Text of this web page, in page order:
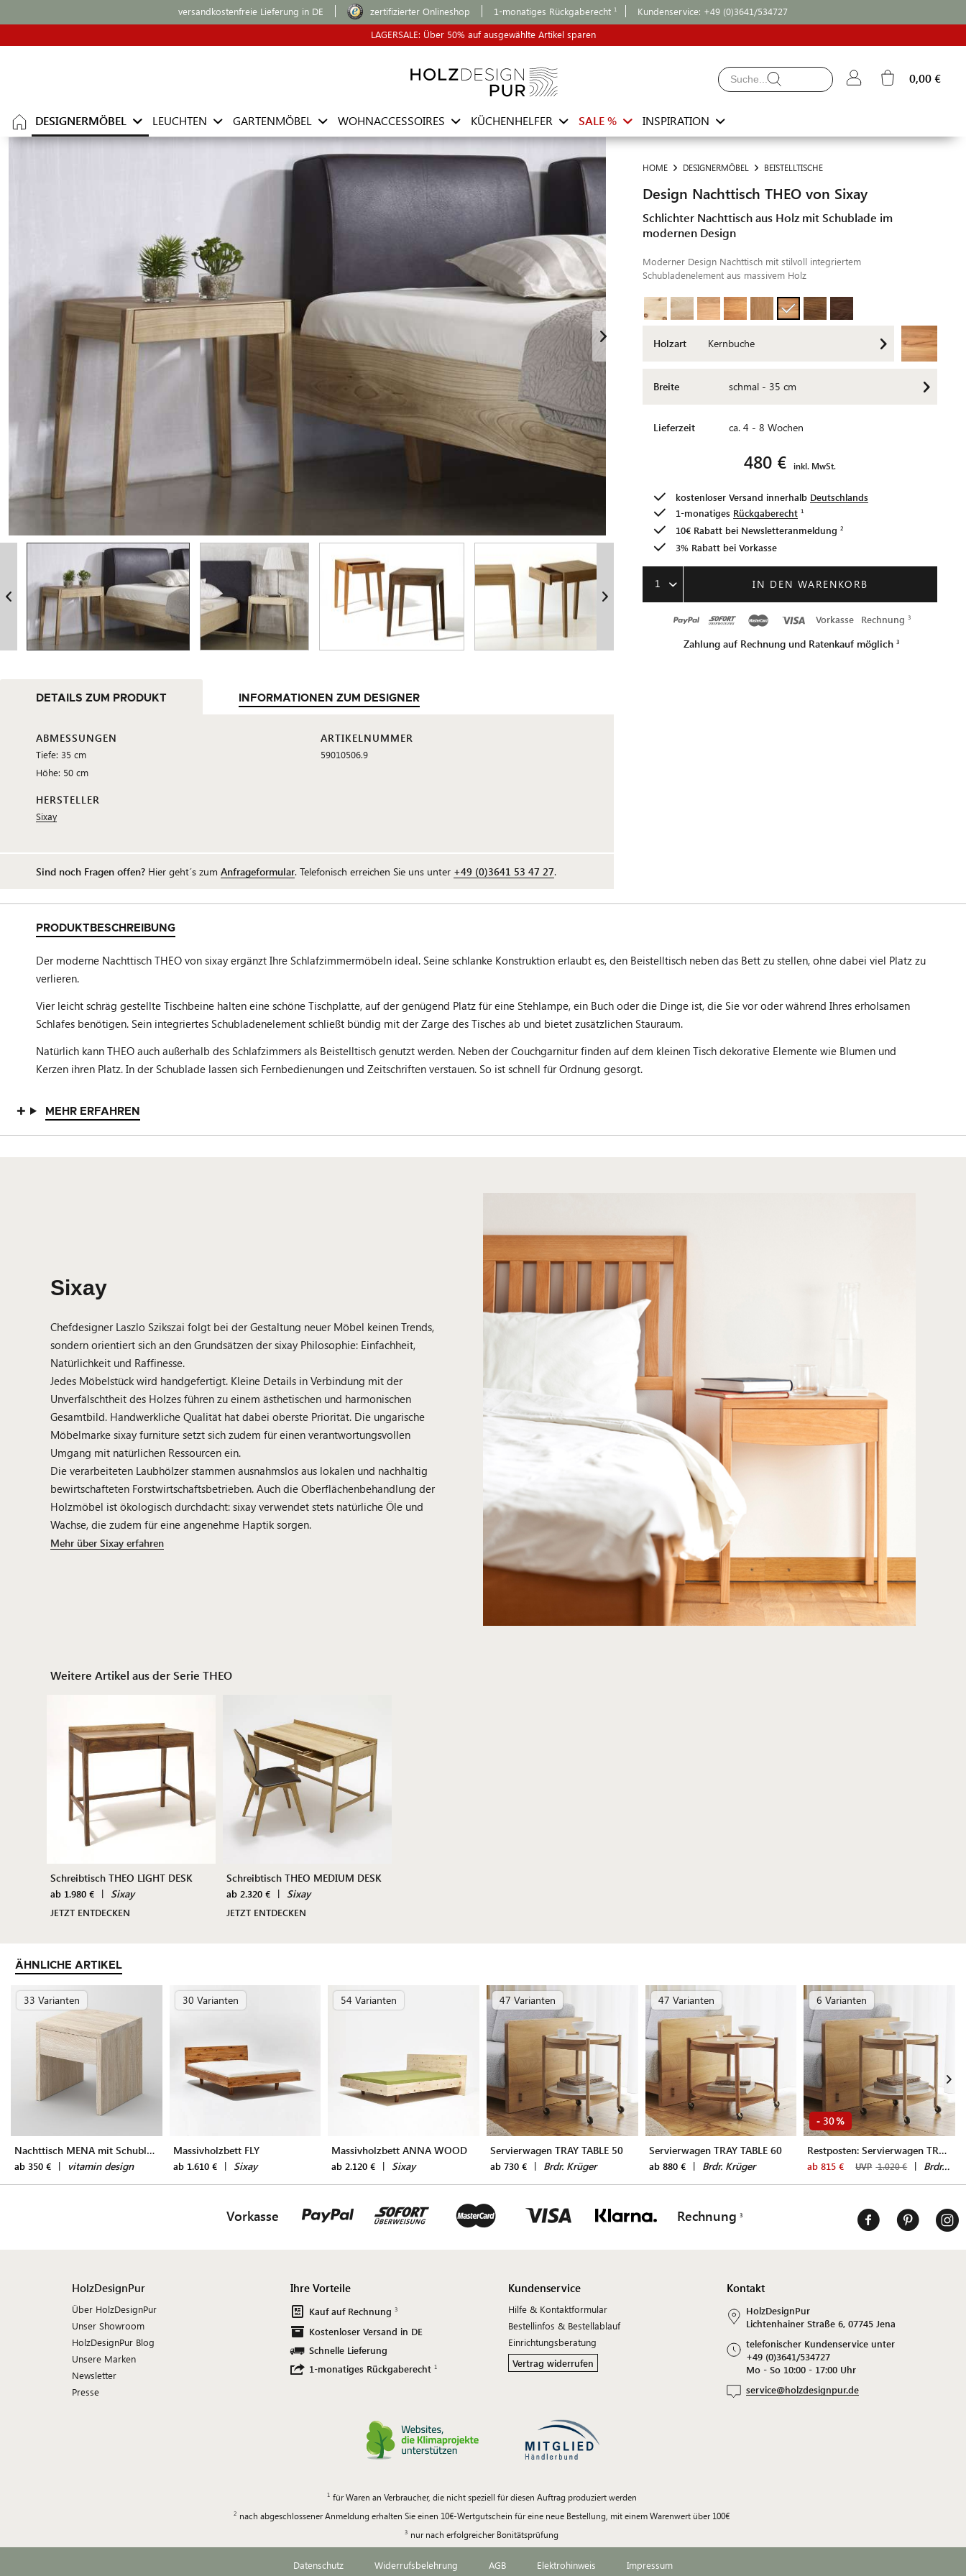
versandkostenfreie Lieferung in DE zertifizierter Onlineshop 1-monatiges Rückgaberecht Kundenservice: +49 (0)3641/534727
LAGERSALE: Über 50% auf ausgewählte Artikel sparen
0,00 €
DESIGNERMÖBEL LEUCHTEN GARTENMÖBEL WOHNACCESSOIRES KÜCHENHELFER SALE % INSPIRATION
HOME DESIGNERMÖBEL BEISTELLTISCHE
Design Nachttisch THEO von Sixay
Schlichter Nachttisch aus Holz mit Schublade im
modernen Design
Moderner Design Nachttisch mit stilvoll integriertem
Schubladenelement aus massivem Holz
Holzart Kernbuche
Breite schmal - 35 cm
Lieferzeit ca. 4 - 8 Wochen
480 € inkl. MwSt.
kostenloser Versand innerhalb Deutschlands
1-monatiges Rückgaberecht
10€ Rabatt bei Newsletteranmeldung
3% Rabatt bei Vorkasse
1 IN DEN WARENKORB
Vorkasse Rechnung
Zahlung auf Rechnung und Ratenkauf möglich
DETAILS ZUM PRODUKT INFORMATIONEN ZUM DESIGNER
ABMESSUNGEN
Tiefe: 35 cm
Höhe: 50 cm
HERSTELLER
Sixay
ARTIKELNUMMER
59010506.9
Sind noch Fragen offen? Hier geht´s zum Anfrageformular. Telefonisch erreichen Sie uns unter +49 (0)3641 53 47 27.
PRODUKTBESCHREIBUNG
Der moderne Nachttisch THEO von sixay ergänzt Ihre Schlafzimmermöbeln ideal. Seine schlanke Konstruktion erlaubt es, den Beistelltisch neben das Bett zu stellen, ohne dabei viel Platz zu
verlieren.
Vier leicht schräg gestellte Tischbeine halten eine schöne Tischplatte, auf der genügend Platz für eine Stehlampe, ein Buch oder die Dinge ist, die Sie vor oder während Ihres erholsamen
Schlafes benötigen. Sein integriertes Schubladenelement schließt bündig mit der Zarge des Tisches ab und bietet zusätzlichen Stauraum.
Natürlich kann THEO auch außerhalb des Schlafzimmers als Beistelltisch genutzt werden. Neben der Couchgarnitur finden auf dem kleinen Tisch dekorative Elemente wie Blumen und
Kerzen ihren Platz. In der Schublade lassen sich Fernbedienungen und Zeitschriften verstauen. So ist schnell für Ordnung gesorgt.
MEHR ERFAHREN
Sixay
Chefdesigner Laszlo Szikszai folgt bei der Gestaltung neuer Möbel keinen Trends,
sondern orientiert sich an den Grundsätzen der sixay Philosophie: Einfachheit,
Natürlichkeit und Raffinesse.
Jedes Möbelstück wird handgefertigt. Kleine Details in Verbindung mit der
Unverfälschtheit des Holzes führen zu einem ästhetischen und harmonischen
Gesamtbild. Handwerkliche Qualität hat dabei oberste Priorität. Die ungarische
Möbelmarke sixay furniture setzt sich zudem für einen verantwortungsvollen
Umgang mit natürlichen Ressourcen ein.
Die verarbeiteten Laubhölzer stammen ausnahmslos aus lokalen und nachhaltig
bewirtschafteten Forstwirtschaftsbetrieben. Auch die Oberflächenbehandlung der
Holzmöbel ist ökologisch durchdacht: sixay verwendet stets natürliche Öle und
Wachse, die zudem für eine angenehme Haptik sorgen.
Mehr über Sixay erfahren
Weitere Artikel aus der Serie THEO
Schreibtisch THEO LIGHT DESK
ab 1.980 € | Sixay
JETZT ENTDECKEN
Schreibtisch THEO MEDIUM DESK
ab 2.320 € | Sixay
JETZT ENTDECKEN
ÄHNLICHE ARTIKEL
33 Varianten
Nachttisch MENA mit Schublade
ab 350 € | vitamin design
30 Varianten
Massivholzbett FLY
ab 1.610 € | Sixay
54 Varianten
Massivholzbett ANNA WOOD
ab 2.120 € | Sixay
47 Varianten
Servierwagen TRAY TABLE 50
ab 730 € | Brdr. Krüger
47 Varianten
Servierwagen TRAY TABLE 60
ab 880 € | Brdr. Krüger
6 Varianten
- 30%
Restposten: Servierwagen TRAY TABLE 50
ab 815 € UVP 1.020 € | Brdr. Krüger
Vorkasse Rechnung
HolzDesignPur
Über HolzDesignPur
Unser Showroom
HolzDesignPur Blog
Unsere Marken
Newsletter
Presse
Ihre Vorteile
Kauf auf Rechnung
Kostenloser Versand in DE
Schnelle Lieferung
1-monatiges Rückgaberecht
Kundenservice
Hilfe & Kontaktformular
Bestellinfos & Bestellablauf
Einrichtungsberatung
Vertrag widerrufen
Kontakt
HolzDesignPur
Lichtenhainer Straße 6, 07745 Jena
telefonischer Kundenservice unter
+49 (0)3641/534727
Mo - So 10:00 - 17:00 Uhr
service@holzdesignpur.de
für Waren an Verbraucher, die nicht speziell für diesen Auftrag produziert werden
nach abgeschlossener Anmeldung erhalten Sie einen 10€-Wertgutschein für eine neue Bestellung, mit einem Warenwert über 100€
nur nach erfolgreicher Bonitätsprüfung
Datenschutz Widerrufsbelehrung AGB Elektrohinweis Impressum